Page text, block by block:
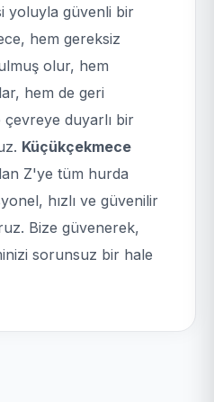
yoluyla güvenli bir
hem gereksiz
olur, hem
hem de geri
duyarlı bir
Küçükçekmece
Z'ye tüm hurda
hızlı ve güvenilir
Bize güvenerek,
sorunsuz bir hale